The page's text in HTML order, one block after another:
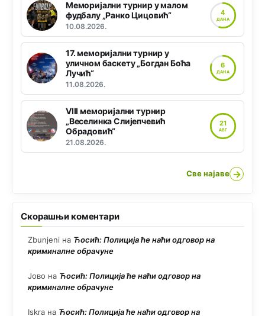
Меморијални турнир у малом
фудбалу „Ранко Цицовић“
10.08.2026.
4
ДАНА
17. меморијални турнир у
уличном баскету „Богдан Боћа
Лучић“
11.08.2026.
6
ДАНА
VIII меморијални турнир
„Веселинка Слијепчевић
Обрадовић“
21.08.2026.
21
АВГ
Све најаве →
Скорашњи коментари
Zbunjeni на Ћосић: Полиција ће наћи одговор на
криминалне обрачуне
Јово на Ћосић: Полиција ће наћи одговор на
криминалне обрачуне
Iskra на Ћосић: Полиција ће наћи одговор на